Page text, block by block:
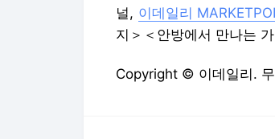
널, 이데일리
지＞＜안방에서 만나는
Copyright © 이데일리.